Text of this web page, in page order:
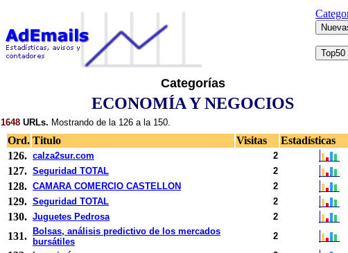
Categorías
ECONOMÍA Y NEGOCIOS
1648 URLs. Mostrando de la 126 a la 150.
Ord. Titulo Visitas
Estadísticas
126. calza2sur.com 2
127. Seguridad TOTAL 2
128. CAMARA COMERCIO CASTELLON 2
129. Seguridad TOTAL 2
130. Juguetes Pedrosa 2
131.
Bolsas, análisis predictivo de los mercados
bursátiles
2